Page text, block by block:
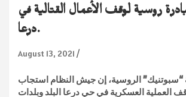
روسية لوقف الأعمال القتالية في
درعا.
August 13, 2021
“سبوتنيك” الروسية، إن جيش النظام استجاب
العملية العسكرية في حي درعا البلد وبلدات